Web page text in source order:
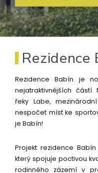
Rezidence
Rezidence Babín je
nejatraktivnějších částí
řeky Labe,
nespočet míst ke
je Babín!
Projekt rezidence
který spojuje poctivou
rodinného zázemí v